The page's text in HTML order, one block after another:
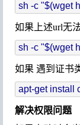
安装
Linux下安装
如果上述url无